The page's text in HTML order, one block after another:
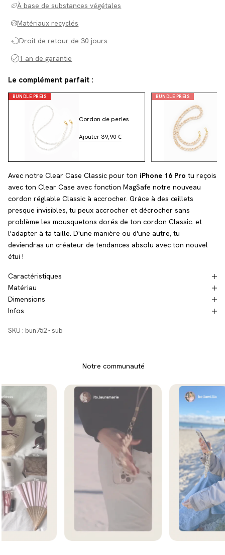
À base de substances végétales
Matériaux recyclés
Droit de retour de 30 jours
1 an de garantie
Le complément parfait :
Cordon de perles
Ajouter 39,90 €
Avec notre Clear Case Classic pour ton iPhone 16 Pro tu reçois
avec ton Clear Case avec fonction MagSafe notre nouveau
cordon réglable Classic à accrocher. Grâce à des œillets
presque invisibles, tu peux accrocher et décrocher sans
problème les mousquetons dorés de ton cordon Classic. et
l'adapter à ta taille. D'une manière ou d'une autre, tu
deviendras un créateur de tendances absolu avec ton nouvel
étui !
Caractéristiques
Matériau
Dimensions
Infos
SKU : bun752 - sub
Notre communauté